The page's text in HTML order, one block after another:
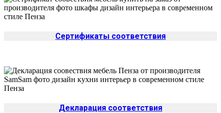
Сертификаты соответствия
Декларация соответствия